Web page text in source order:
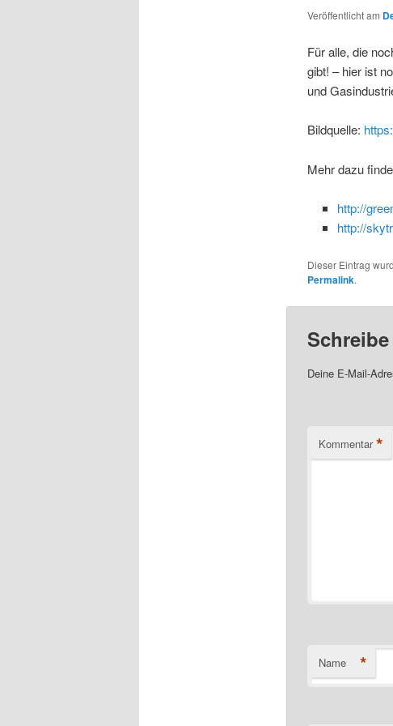
Veröffentlicht am
Für alle, die
gibt! – hier ist
und
Bildquelle:
Mehr dazu
http://
http://
Dieser Eintrag
Permalink.
Deine E-Mail-
Kommentar *
Name *